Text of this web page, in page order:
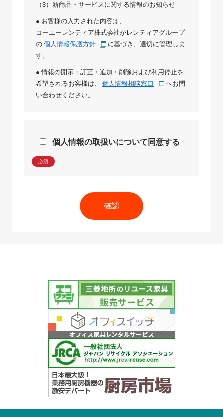
（3）新商品・サービスに関する情報のお知らせ
● お客様の入力された内容は、
コーユーレンティア株式会社がレンティアグループ
の 個人情報保護方針
に基づき、適切に管理しま
す。
● 情報の開示・訂正・追加・削除および利用停止を
希望されるお客様は、 個人情報相談窓口
へお問
い合わせください。
個人情報の取扱いについて同意する
必須